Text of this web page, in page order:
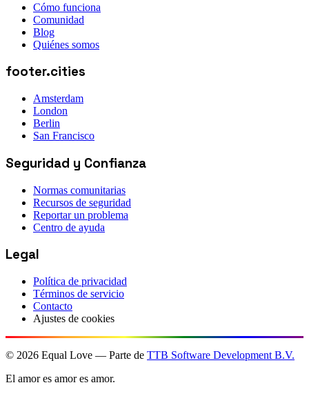
Cómo funciona
Comunidad
Blog
Quiénes somos
footer.cities
Amsterdam
London
Berlin
San Francisco
Seguridad y Confianza
Normas comunitarias
Recursos de seguridad
Reportar un problema
Centro de ayuda
Legal
Política de privacidad
Términos de servicio
Contacto
Ajustes de cookies
© 2026 Equal Love — Parte de TTB Software Development B.V.
El amor es amor es amor.